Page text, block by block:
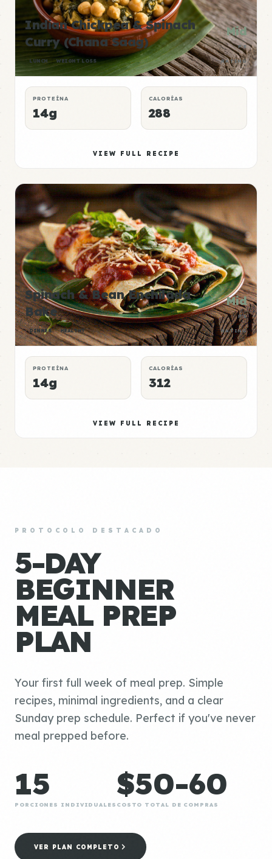
Indian Chickpea & Spinach
Curry (Chana Saag)
LUNCH WEIGHT LOSS
Mid
P:E
RATING
PROTEÍNA
14g
CALORÍAS
288
VIEW FULL RECIPE
Spinach & Bean Enchilada
Bake
DINNER HEALTHY
Mid
P:E
RATING
PROTEÍNA
14g
CALORÍAS
312
VIEW FULL RECIPE
PROTOCOLO DESTACADO
5-DAY
BEGINNER
MEAL PREP
PLAN
Your first full week of meal prep. Simple
recipes, minimal ingredients, and a clear
Sunday prep schedule. Perfect if you've never
meal prepped before.
15
PORCIONES INDIVIDUALES
$50-60
COSTO TOTAL DE COMPRAS
VER PLAN COMPLETO